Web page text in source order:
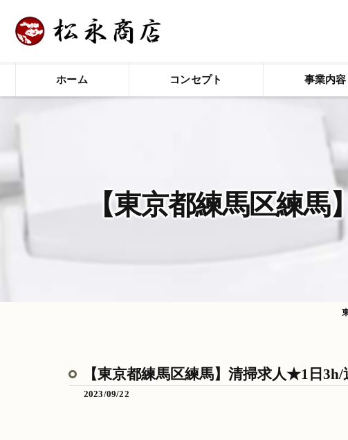
ホーム コンセプト 事業内容
【東京都練馬区練
【東京都練馬区練馬】清掃求人★1日
2023/09/22